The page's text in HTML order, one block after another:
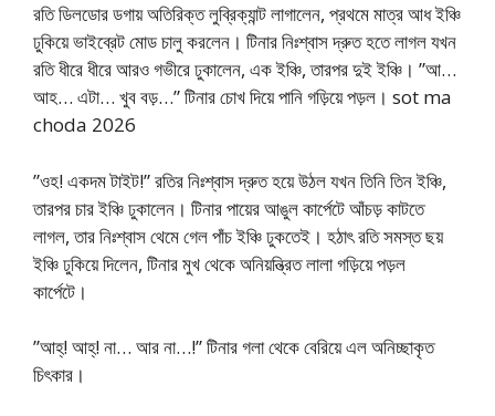
রতি ডিলডোর ডগায় অতিরিক্ত লুব্রিক্যান্ট লাগালেন, প্রথমে মাত্র আধ ইঞ্চি
ঢুকিয়ে ভাইব্রেট মোড চালু করলেন। টিনার নিঃশ্বাস দ্রুত হতে লাগল যখন
রতি ধীরে ধীরে আরও গভীরে ঢুকালেন, এক ইঞ্চি, তারপর দুই ইঞ্চি। ”আ…
আহ… এটা… খুব বড়…” টিনার চোখ দিয়ে পানি গড়িয়ে পড়ল। sot ma
choda 2026
”ওহ! একদম টাইট!” রতির নিঃশ্বাস দ্রুত হয়ে উঠল যখন তিনি তিন ইঞ্চি,
তারপর চার ইঞ্চি ঢুকালেন। টিনার পায়ের আঙুল কার্পেটে আঁচড় কাটতে
লাগল, তার নিঃশ্বাস থেমে গেল পাঁচ ইঞ্চি ঢুকতেই। হঠাৎ রতি সমস্ত ছয়
ইঞ্চি ঢুকিয়ে দিলেন, টিনার মুখ থেকে অনিয়ন্ত্রিত লালা গড়িয়ে পড়ল
কার্পেটে।
”আহ্! আহ্! না… আর না…!” টিনার গলা থেকে বেরিয়ে এল অনিচ্ছাকৃত
চিৎকার।